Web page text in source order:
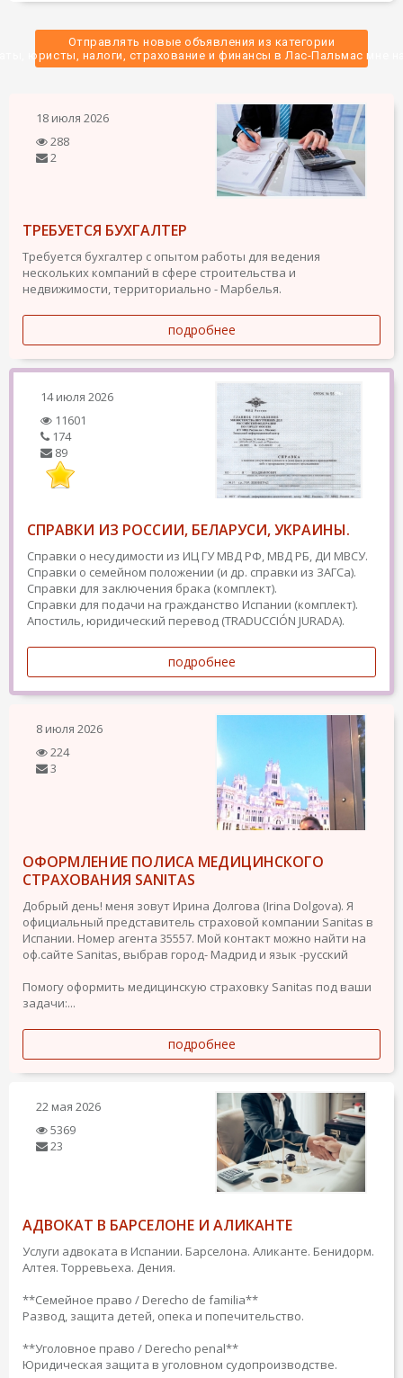
Отправлять новые объявления из категории
юристы, налоги, страхование и финансы в Лас-Пальмас мне
18 июля 2026
288
2
ТРЕБУЕТСЯ БУХГАЛТЕР
Требуется бухгалтер с опытом работы для ведения
нескольких компаний в сфере строительства и
недвижимости, территориально - Марбелья.
подробнее
14 июля 2026
11601
174
89
СПРАВКИ ИЗ РОССИИ, БЕЛАРУСИ, УКРАИНЫ.
Справки о несудимости из ИЦ ГУ МВД РФ, МВД РБ, ДИ МВСУ.
Справки о семейном положении (и др. справки из ЗАГСа).
Справки для заключения брака (комплект).
Справки для подачи на гражданство Испании (комплект).
Апостиль, юридический перевод (TRADUCCIÓN JURADA).
подробнее
8 июля 2026
224
3
ОФОРМЛЕНИЕ ПОЛИСА МЕДИЦИНСКОГО
СТРАХОВАНИЯ SANITAS
Добрый день! меня зовут Ирина Долгова (Irina Dolgova). Я
официальный представитель страховой компании Sanitas в
Испании. Номер агента 35557. Мой контакт можно найти на
оф.сайте Sanitas, выбрав город- Мадрид и язык -русский
Помогу оформить медицинскую страховку Sanitas под ваши
задачи:...
подробнее
22 мая 2026
5369
23
АДВОКАТ В БАРСЕЛОНЕ И АЛИКАНТЕ
Услуги адвоката в Испании. Барселона. Аликанте. Бенидорм.
Алтея. Торревьеха. Дения.
**Семейное право / Derecho de familia**
Развод, защита детей, опека и попечительство.
**Уголовное право / Derecho penal**
Юридическая защита в уголовном судопроизводстве.